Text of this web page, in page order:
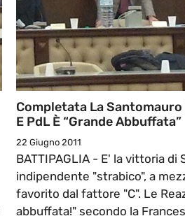
Completata La Santomauro
E PdL È “grande Abbuffata”
22 Giugno 2011
BATTIPAGLIA - E' la vittoria di
indipendente "strabico", a
favorito dal fattore "C". Le
abbuffata!" secondo la